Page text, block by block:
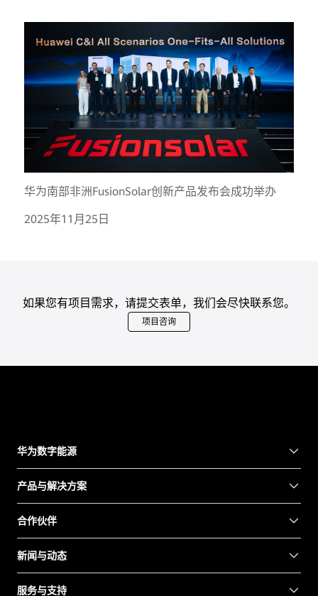
华为南部非洲FusionSolar创新产品发布会成功举办
2025年11月25日
如果您有项目需求，请提交表单，我们会尽快联系您。
项目咨询
华为数字能源
产品与解决方案
合作伙伴
新闻与动态
服务与支持